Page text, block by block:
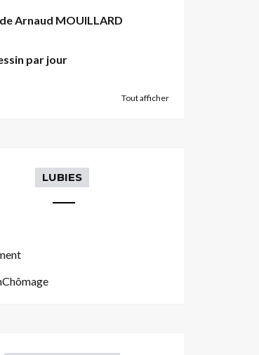
Arnaud MOUILLARD
par jour
Tout afficher
LUBIES